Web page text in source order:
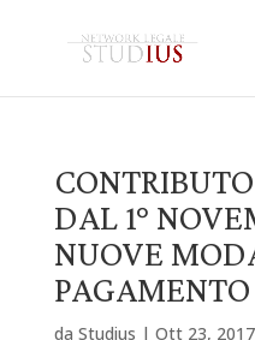
DAL 1°
NUOVE
da Studius | Ott 23, 2017